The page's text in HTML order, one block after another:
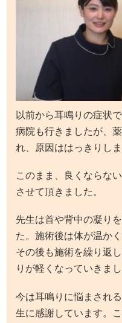
以前から耳鳴りの症状
病院も行きましたが、
れ、原因ははっきりしま
このまま、良くならな
させて頂きました。
先生は首や背中の凝り
た。施術後は体が温か
その後も施術を繰り返
りが軽くなっていきまし
今は耳鳴りに悩まされ
生に感謝しています。